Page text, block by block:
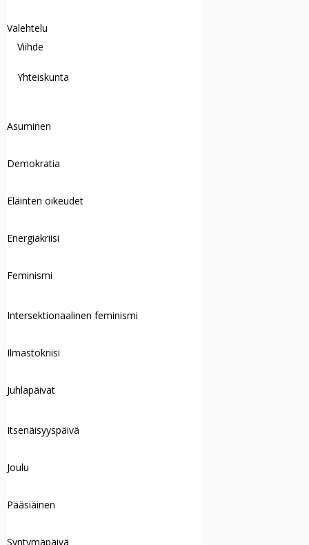
Valehtelu
Viihde
Yhteiskunta
Asuminen
Demokratia
Eläinten oikeudet
Energiakriisi
Feminismi
Intersektionaalinen feminismi
Ilmastokriisi
Juhlapäivät
Itsenäisyyspäivä
Joulu
Pääsiäinen
Syntymäpäivä